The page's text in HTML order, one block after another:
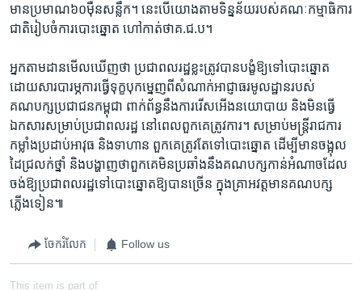
មាន​ប្រមាណ​៦០​ម៉ឺន​សន្លឹក។​ នេះ​បើ​យោង​តាម​ទិន្នន័យ​របស់​គណៈកម្មាធិការ​
ជាតិ​រៀបចំ​ការ​បោះ​ឆ្នោត ​ហៅ​កាត់​ថា​គ.ជ.ប។​
អ្នក​តាម​ដាន​មើល​ឃើញ​ថា​ ប្រជា​ពល​រដ្ឋ​ខ្លះ​ត្រូវ​បាន​បង្ខំ​ឱ្យ​ទៅ​បោះ​ឆ្នោត​
ដោយ​សារ​បារម្ភ​ការ​ធ្វើ​ទុក្ខ​បុក​ម្នេញ​ពី​សំណាក់​អាជ្ញាធរ​មូលដ្ឋាន​របស់​
គណបក្ស​ប្រជា​ជន​កម្ពុជា ​ពាក់ព័ន្ធ​នឹង​ការ​រើស​អើង​នយោបាយ ​និង​មិន​ធ្វើ​
ឯកសារ​សម្រាប់​ប្រជា​ពល​រដ្ឋ ​នៅ​ពេល​ពួកគេ​ត្រូវ​ការ។ សម្រាប់​មន្រ្តី​រាជការ ​
កម្លាំង​ប្រដាប់​អាវុធ ​និង​ទាហាន ​ពួកគេ​ត្រូវ​តែ​ទៅ​បោះ​ឆ្នោត ដើម្បី​មាន​ចង្អុល​
ដៃ​ជ្រលក់​ថ្នាំ និង​បង្ហាញ​ថា​ពួកគេ​មិន​ប្រឆាំង​នឹង​គណបក្ស​កាន់​អំណាច​ដែល​
ចង់​ឱ្យ​ប្រជា​ពលរដ្ឋ​ទៅ​បោះ​ឆ្នោត​ឱ្យ​បាន​ច្រើន ក្នុង​គ្រា​អវត្តមាន​គណបក្ស​
ភ្លើង​ទៀន៕
ចែករំលែក Follow us
This item is part of